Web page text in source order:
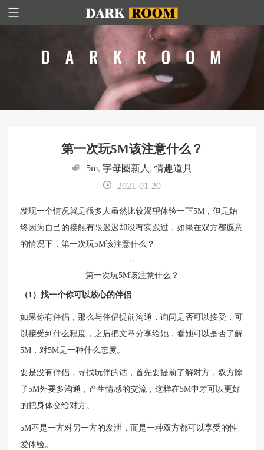
第一次玩5M该注意什么？
5m, 字母圈新人 ,情趣道具
2021-01-20
发现一个情况就是很多人虽然比较渴望体验一下5M，但是始
终因为自己的接触有限迟迟却没有实践过，如果在双方都愿意
的情况下，第一次玩5M该注意什么？
第一次玩5M该注意什么？
（1）找一个你可以放心的伴侣
如果你有伴侣，那么与伴侣提前沟通，询问是否可以接受，可
以接受到什么程度，之后把文章分享给她，看她可以是否了解
5M，对5M是一种什么态度。
要是没有伴侣，寻找玩伴的话，首先要提前了解对方，双方除
了5M外要多沟通，产生情感的交流，这样在5M中才可以更好
的把身体交给对方。
5M不是一方对另一方的发泄，而是一种双方都可以享受的性
爱体验。